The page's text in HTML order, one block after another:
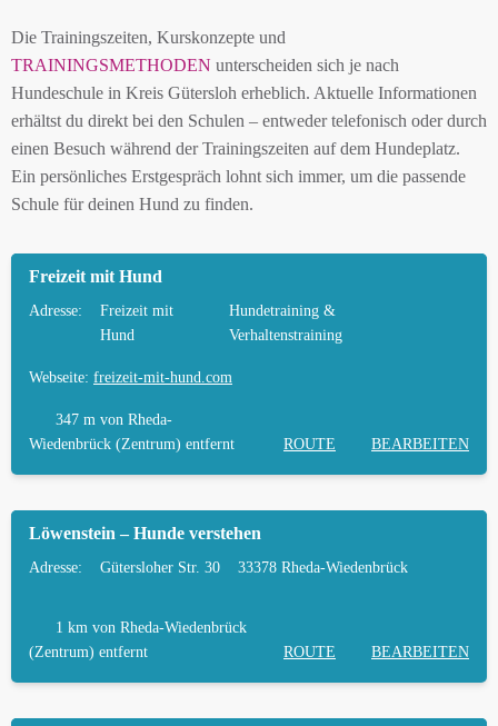
Die Trainingszeiten, Kurskonzepte und
TRAININGSMETHODEN unterscheiden sich je nach
Hundeschule in Kreis Gütersloh erheblich. Aktuelle Informationen
erhältst du direkt bei den Schulen – entweder telefonisch oder durch
einen Besuch während der Trainingszeiten auf dem Hundeplatz.
Ein persönliches Erstgespräch lohnt sich immer, um die passende
Schule für deinen Hund zu finden.
Freizeit mit Hund
Adresse:
Freizeit mit
Hund
Hundetraining &
Verhaltenstraining
Webseite: freizeit-mit-hund.com
347 m von Rheda-
Wiedenbrück (Zentrum) entfernt
ROUTE BEARBEITEN
Löwenstein – Hunde verstehen
Adresse: Gütersloher Str. 30 33378 Rheda-Wiedenbrück
1 km von Rheda-Wiedenbrück
(Zentrum) entfernt
ROUTE BEARBEITEN